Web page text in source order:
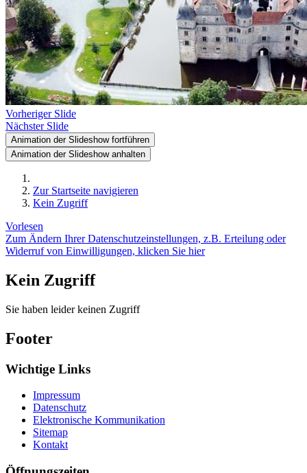
Vorheriger Slide
Nächster Slide
Animation der Slideshow fortführen
Animation der Slideshow anhalten
Zur Startseite navigieren
Kein Zugriff
Vorlesen
Zum Ändern Ihrer Datenschutzeinstellungen, z.B. Erteilung oder
Widerruf von Einwilligungen, klicken Sie hier
Kein Zugriff
Sie haben leider keinen Zugriff
Footer
Wichtige Links
Impressum
Datenschutz
Elektronische Kommunikation
Sitemap
Kontakt